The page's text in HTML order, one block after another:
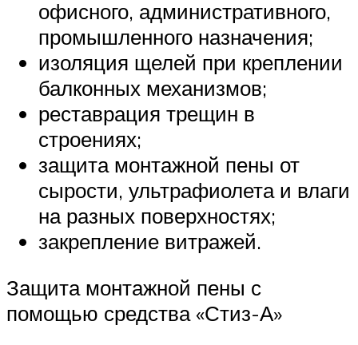
офисного, административного,
промышленного назначения;
изоляция щелей при креплении
балконных механизмов;
реставрация трещин в
строениях;
защита монтажной пены от
сырости, ультрафиолета и влаги
на разных поверхностях;
закрепление витражей.
Защита монтажной пены с
помощью средства «Стиз-А»